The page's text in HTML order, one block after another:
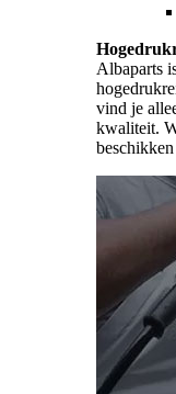
Albaparts
vind je
kwaliteit.